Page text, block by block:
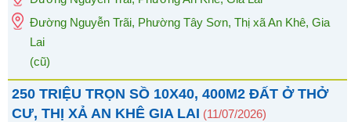
Đường Nguyễn Trãi, Phường Tây Sơn, Thị xã An Khê, Gia
Lai
(cũ)
250 TRIỆU TRỌN SỒ 10X40, 400M2 ĐẤT Ở THỞ
CƯ, THỊ XẢ AN KHÊ GIA LAI (11/07/2026)